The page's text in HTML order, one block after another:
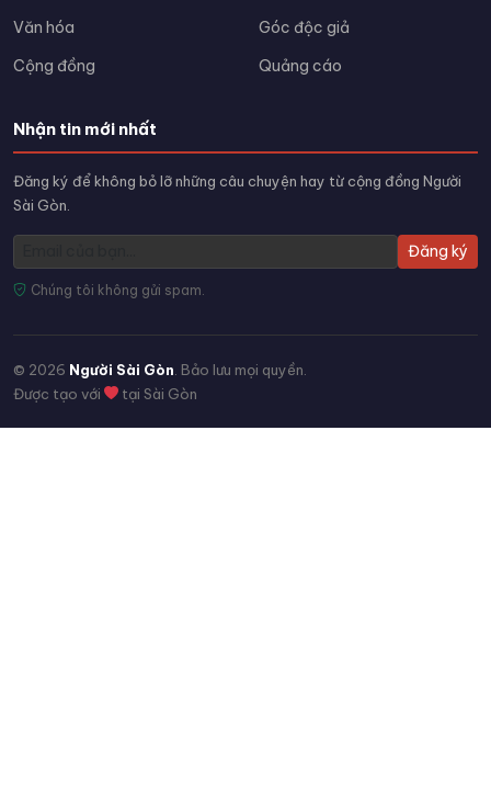
Văn hóa
Cộng đồng
Góc độc giả
Quảng cáo
Nhận tin mới nhất
Đăng ký để không bỏ lỡ những câu chuyện hay từ cộng đồng Người
Sài Gòn.
Đăng ký
Chúng tôi không gửi spam.
© 2026 Người Sài Gòn . Bảo lưu mọi quyền.
Được tạo với
tại Sài Gòn